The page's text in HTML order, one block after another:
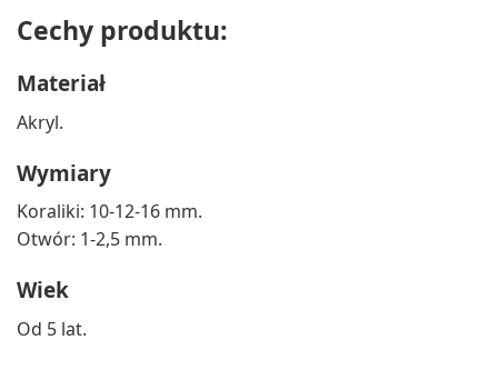
Cechy produktu:
Materiał
Akryl.
Wymiary
Koraliki: 10-12-16 mm.
Otwór: 1-2,5 mm.
Wiek
Od 5 lat.